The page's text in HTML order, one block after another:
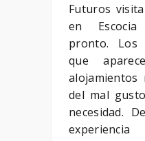
Futuros
en
pronto. Los
que
del mal
necesidad.